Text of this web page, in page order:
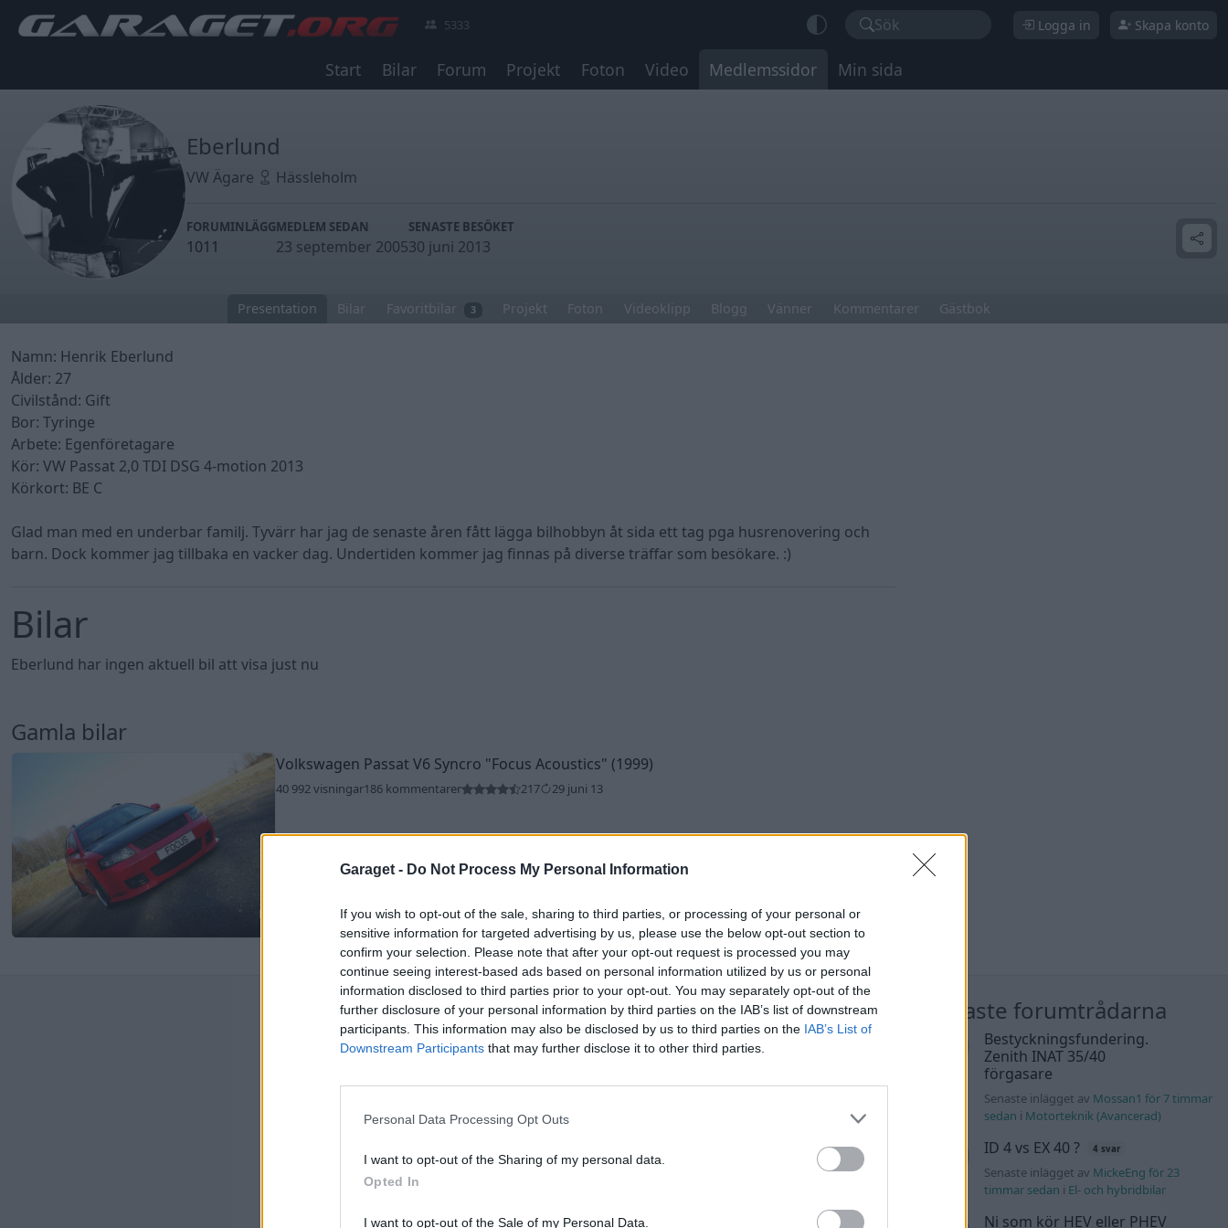
Garaget - Do Not Process My Personal Information
If you wish to opt-out of the sale, sharing to third parties, or processing of your personal or
sensitive information for targeted advertising by us, please use the below opt-out section to
confirm your selection. Please note that after your opt-out request is processed you may
continue seeing interest-based ads based on personal information utilized by us or personal
information disclosed to third parties prior to your opt-out. You may separately opt-out of the
further disclosure of your personal information by third parties on the IAB’s list of downstream
participants. This information may also be disclosed by us to third parties on the IAB’s List of
Downstream Participants that may further disclose it to other third parties.
Personal Data Processing Opt Outs
I want to opt-out of the Sharing of my personal data.
Opted In
I want to opt-out of the Sale of my Personal Data.
5333 Sök Logga in Skapa konto
Start Bilar Forum Projekt Foton Video Medlemssidor Min sida
Eberlund
VW Ägare Hässleholm
FORUMINLÄGG
1011
MEDLEM SEDAN
23 september 2005
SENASTE BESÖKET
30 juni 2013
Presentation Bilar Favoritbilar 3 Projekt Foton Videoklipp Blogg Vänner Kommentarer Gästbok
Namn: Henrik Eberlund
Ålder: 27
Civilstånd: Gift
Bor: Tyringe
Arbete: Egenföretagare
Kör: VW Passat 2,0 TDI DSG 4-motion 2013
Körkort: BE C
Glad man med en underbar familj. Tyvärr har jag de senaste åren fått lägga bilhobbyn åt sida ett tag pga husrenovering och
barn. Dock kommer jag tillbaka en vacker dag. Undertiden kommer jag finnas på diverse träffar som besökare. :)
Bilar
Eberlund har ingen aktuell bil att visa just nu
Gamla bilar
Volkswagen Passat V6 Syncro "Focus Acoustics" (1999)
40 992 visningar186 kommentarer 217 29 juni 13
Senaste foruminläggen
Jag tror att folk köper bil
av helt fel anledning.
36 svar
Detta köpte jag nyss-
Senaste inlägget av
Jesper328 för 5 timmar
sedani
Bestyckningsfundering.
Senaste projektinläggen
Puttelitens projekt Audi
S2 Avant. Back to basic. +
Volkswagen Golf MK4 v6
4motion OEM++ med JDM
Stol3n_Identity Igår
Nyaste forumtrådarna
Bestyckningsfundering.
Zenith INAT 35/40
förgasare
Senaste inlägget av Mossan1 för 7 timmar
sedan i Motorteknik (Avancerad)
ID 4 vs EX 40 ? 4 svar
Senaste inlägget av MickeEng för 23
timmar sedan i El- och hybridbilar
Ni som kör HEV eller PHEV